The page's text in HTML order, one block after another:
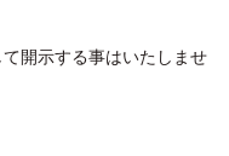
開示する事はいたしませ